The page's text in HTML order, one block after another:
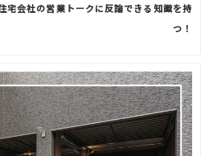
宅会社の営業トークに反論できる知識を持
つ！